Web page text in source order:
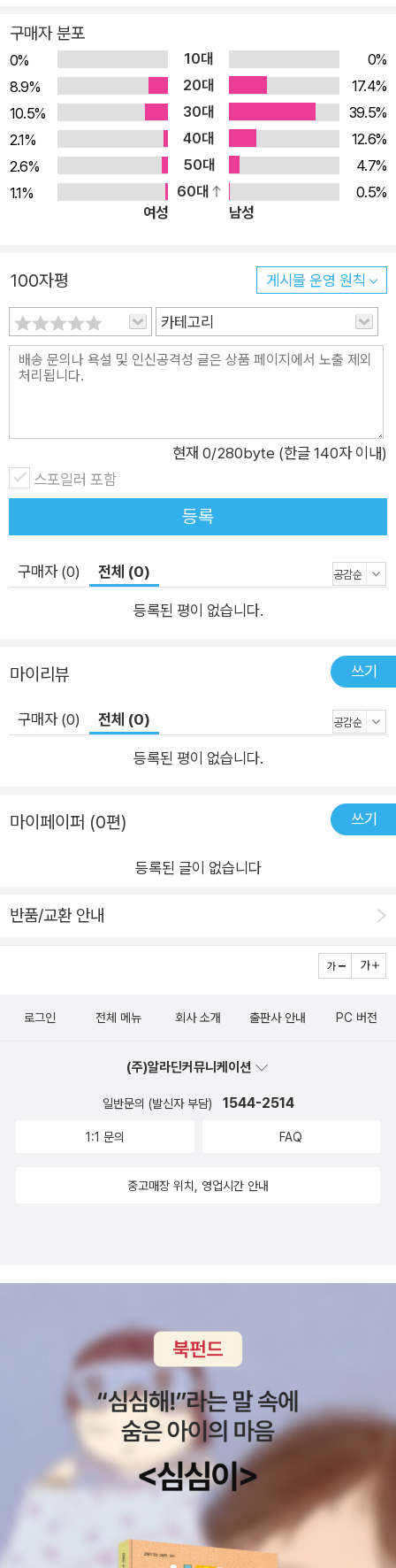
성 설정을 위한 복제 구조 및 센티널 활용 ◆ 확장성을 갖춘 클러
스터 사용 방법 ◆ 클라이언트 핸들링과 보안 ◆ 레디스 모니터
링 구성 및 버전 업그레이드 방법 ◈ 이 책의 대상 독자 ◈ ◆ 인
메모리 데이터베이스 개념을 처음 접하거나 알고 싶은 개발자 ◆
레디스를 어떤 상황에서 효율적으로 활용할 수 있을지 고민 중인
개발자 ◆ 레디스의 장애를 최소화하는 방법을 찾는 개발자 ◆
고가용성과 확장성을 갖춘 레디스를 운영하고자 하는 개발자 ◈
본다. 2장에서는 레디스를 설치하고, 실행하며, 간단하게 사용하
는 방법을 소개한다. 3장에서는 레디스에서 제공하는 자료 구조
의 종류와 특징, 각 자료 구조에서 사용할 수 있는 커맨드에 대해
알아볼 것이다. 또한 레디스에서 키는 어떻게 다뤄지는지도 살펴
본다. 4장에서는 특정 상황에서 레디스의 자료 구조를 적절히 활
를 캐시로 사용하는 방법을 알아본다. 캐시란 무엇인지, 어떤 상
황에서 캐시를 사용해야 하는지, 레디스를 캐시로 잘 사용하는 방
법과 주의해야 할 점은 무엇인지 짚어본다. 또한 캐시와 비슷하면
서도 다른 세션 스토어에 대해서도 함께 이야기할 것이다. 6장에
가지 형태인 메시징 큐와 이벤트 stream에 대해 소개한다. 7장
에서는 데이터를 안전하게 저장하기 위해 레디스에서 지원하는
디스에서 고가용성을 보장하기 위한 기능들을 알아볼 것이다. 8
장에서는 고가용성의 기본이 되는 복제 메커니즘에 대해 설명한
티널의 개념과 동작 방식을 설명한다. 10장에서는 고가용성과 샤
딩을 동시에 보장하는 클러스터 모드에 대해 알아볼 것이다. 11장
설정은 레디스가 사용할 ip를 지정한다. 레디스의 이전 버전에서
는 각 인스턴스에 하나의 패스워드만 설정할 수 있었다. 하지만
버전 6에서 도입된 ACL 기능을 이용하면 유저를 생성한 뒤 각 유
패스워드를 개별적으로 관리하고 다른 권한을 할당할 수 있게 됐
펴볼 것이다. 클라이언트의 요청을 어떻게 처리하는지 그리고 클
이언트 연결의 성능을 향상시키기 위한 파이프라이닝과 클라이
레디스를 잘 운영하기 위해 알아야 할 내용을 소개한다. 레디스를
장애 없이 운영하기 위해서는 레디스가 구축된 서버와 레디스 인
는지 확인하는 과정이 필수적이다. 아울러 프로메테우스와 그라
구매자 분포
0% 10대
0%
8.9%
20대
17.4%
10.5%
30대
39.5%
2.1%
40대
12.6%
2.6%
50대
4.7%
1.1%
60대
0.5%
여성
남성
100자평 게시물 운영 원칙
카테고리
현재 0/280byte (한글 140자 이내)
스포일러 포함
등록
구매자 (0) 전체 (0)
등록된 평이 없습니다.
마이리뷰 쓰기
구매자 (0) 전체 (0)
등록된 평이 없습니다.
마이페이퍼 (0편) 쓰기
등록된 글이 없습니다
반품/교환 안내
로그인 전체 메뉴 회사 소개 출판사 안내 PC 버전
(주)알라딘커뮤니케이션
일반문의 (발신자 부담) 1544-2514
1:1 문의 FAQ
중고매장 위치, 영업시간 안내